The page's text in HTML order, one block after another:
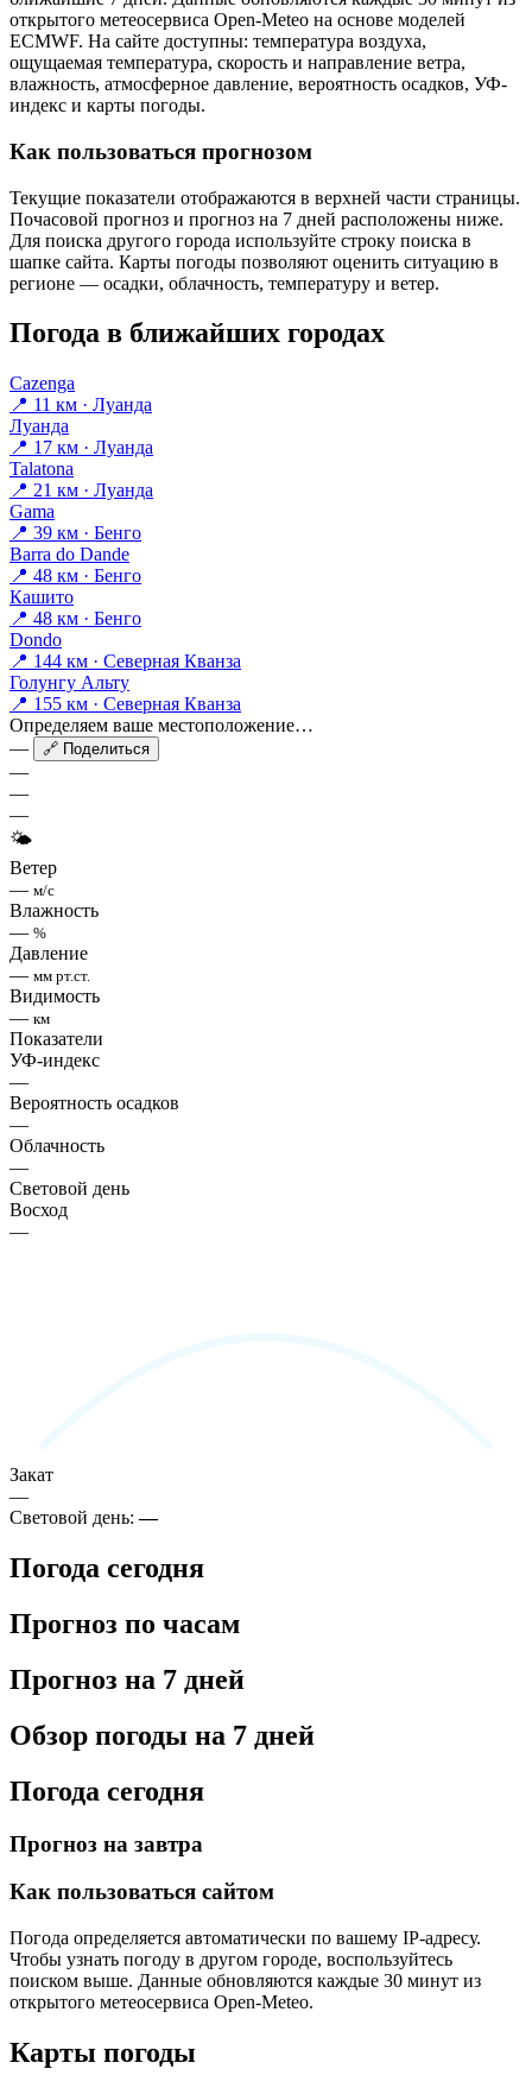
открытого метеосервиса Open-Meteo на основе моделей
ECMWF. На сайте доступны: температура воздуха,
ощущаемая температура, скорость и направление ветра,
влажность, атмосферное давление, вероятность осадков, УФ-
индекс и карты погоды.
Как пользоваться прогнозом
Текущие показатели отображаются в верхней части страницы.
Почасовой прогноз и прогноз на 7 дней расположены ниже.
Для поиска другого города используйте строку поиска в
шапке сайта. Карты погоды позволяют оценить ситуацию в
регионе — осадки, облачность, температуру и ветер.
Погода в ближайших городах
Cazenga
📍 11 км · Луанда
Луанда
📍 17 км · Луанда
Talatona
📍 21 км · Луанда
Gama
📍 39 км · Бенго
Barra do Dande
📍 48 км · Бенго
Кашито
📍 48 км · Бенго
Dondo
📍 144 км · Северная Кванза
Голунгу Альту
📍 155 км · Северная Кванза
Определяем ваше местоположение…
—
🔗 Поделиться
—
—
—
🌤
Ветер
— м/с
Влажность
— %
Давление
— мм рт.ст.
Видимость
— км
Показатели
УФ-индекс
—
Вероятность осадков
—
Облачность
—
Световой день
Восход
—
Закат
—
Световой день:—
Погода сегодня
Прогноз по часам
Прогноз на 7 дней
Обзор погоды на 7 дней
Погода сегодня
Прогноз на завтра
Как пользоваться сайтом
Погода определяется автоматически по вашему IP-адресу.
Чтобы узнать погоду в другом городе, воспользуйтесь
поиском выше. Данные обновляются каждые 30 минут из
открытого метеосервиса Open-Meteo.
Карты погоды